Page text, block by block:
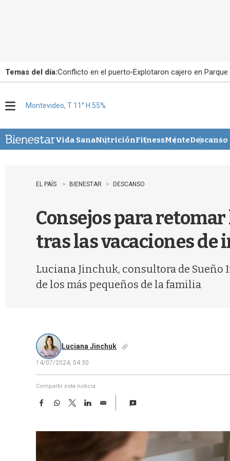
Temas del día:Conflicto en el puerto Explotaron cajero en
u
Montevideo, T 11° H 55%
Vida SanaNutriciónFitnessMenteDescanso
EL PAÍS BIENESTAR DESCANSO
Consejos para
tras las vacaciones de
Luciana Jinchuk, consultora de Sueño
de los más pequeños de la familia
Luciana Jinchuk
14/07/2024, 04:30
Compartir esta noticia
F
e
W
t
T
w
t
L
k
e
E
i